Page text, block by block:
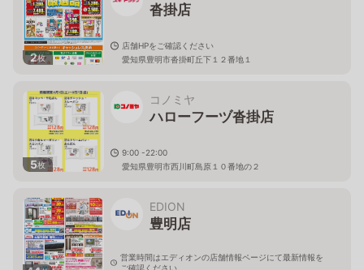
2枚
沓掛店
店舗HPをご確認ください
愛知県豊明市沓掛町丘下１２番地１
5枚
コノミヤ
ハローフーヅ沓掛店
9:00 -22:00
愛知県豊明市西川町島原１０番地の２
EDION
豊明店
営業時間はエディオンの店舗情報ページにて最新情報を
ご確認ください。